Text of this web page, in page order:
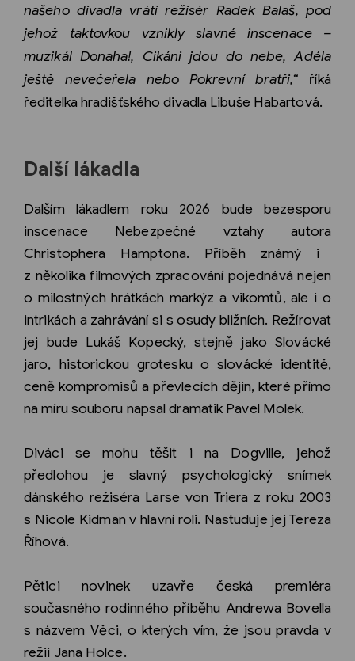
našeho divadla vrátí režisér Radek Balaš, pod
jehož taktovkou vznikly slavné inscenace–
muzikál Donaha!, Cikáni jdou do nebe, Adéla
ještě nevečeřela nebo Pokrevní bratři,“ říká
ředitelka hradišťského divadla Libuše Habartová.
Další lákadla
Dalším lákadlem roku 2026 bude bezesporu
inscenace Nebezpečné vztahy autora
Christophera Hamptona. Příběh známý i
z několika filmových zpracování pojednává nejen
o milostných hrátkách markýz a vikomtů, ale i o
intrikách a zahrávání si s osudy bližních. Režírovat
jej bude Lukáš Kopecký, stejně jako Slovácké
jaro, historickou grotesku o slovácké identitě,
ceně kompromisů a převlecích dějin, které přímo
na míru souboru napsal dramatik Pavel Molek.
Diváci se mohu těšit i na Dogville, jehož
předlohou je slavný psychologický snímek
dánského režiséra Larse von Triera z roku 2003
s Nicole Kidman v hlavní roli. Nastuduje jej Tereza
Říhová.
Pětici novinek uzavře českápremiéra
současného rodinného příběhu Andrewa Bovella
s názvem Věci, o kterých vím, že jsou pravda v
režii Jana Holce.